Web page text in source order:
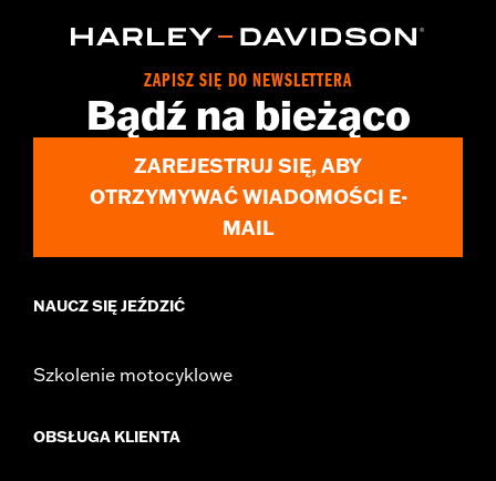
Sold In Units:Each
ZAPISZ SIĘ DO NEWSLETTERA
Bądź na bieżąco
ZAREJESTRUJ SIĘ, ABY
OTRZYMYWAĆ WIADOMOŚCI E-
MAIL
NAUCZ SIĘ JEŹDZIĆ
Szkolenie motocyklowe
OBSŁUGA KLIENTA